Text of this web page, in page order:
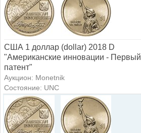
США 1 доллар (dollar) 2018 D
"Американские инновации - Первый
патент"
Аукцион: Monetnik
Состояние: UNC